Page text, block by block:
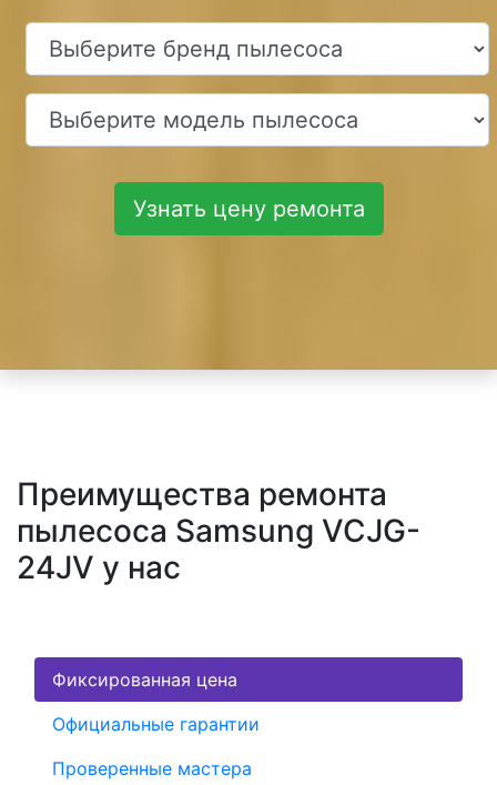
Узнать цену ремонта
Преимущества ремонта
пылесоса Samsung VCJG-
24JV у нас
Фиксированная цена
Официальные гарантии
Проверенные мастера